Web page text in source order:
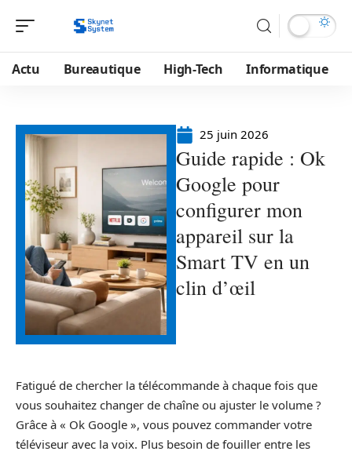
Actu Bureautique High-Tech Informatique
25 juin 2026
Guide rapide : Ok
Google pour
configurer mon
appareil sur la
Smart TV en un
clin d’œil
Fatigué de chercher la télécommande à chaque fois que
vous souhaitez changer de chaîne ou ajuster le volume ?
Grâce à « Ok Google », vous pouvez commander votre
téléviseur avec la voix. Plus besoin de fouiller entre les